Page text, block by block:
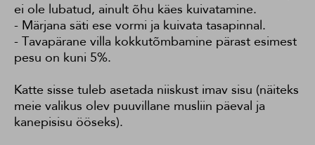
ei ole lubatud, ainult õhu käes kuivatamine.
- Märjana säti ese vormi ja kuivata tasapinnal.
- Tavapärane villa kokkutõmbamine pärast esimest
pesu on kuni 5%.
Katte sisse tuleb asetada niiskust imav sisu (näiteks
meie valikus olev puuvillane musliin päeval ja
kanepisisu ööseks).